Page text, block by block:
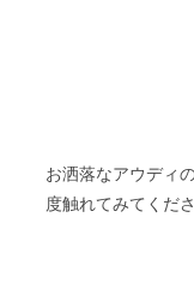
お洒落なアウディ
度触れてみてくださ